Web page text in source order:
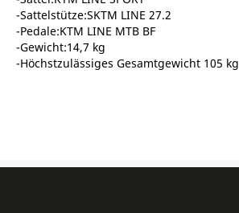
-Sattelstütze:SKTM LINE 27.2
-Pedale:KTM LINE MTB BF
-Gewicht:14,7 kg
-Höchstzulässiges Gesamtgewicht 105 kg